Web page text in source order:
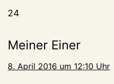
24
Meiner Einer
8. April 2016 um 12:10 Uhr